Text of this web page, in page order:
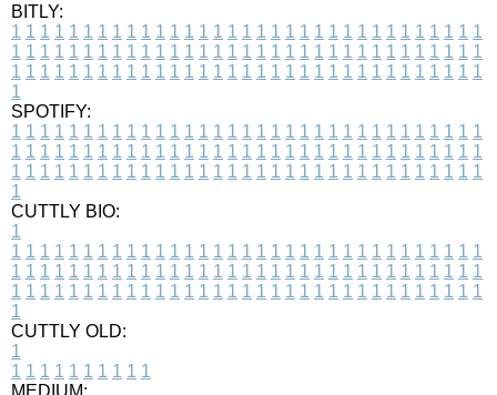
BITLY:
1 1 1 1 1 1 1 1 1 1 1 1 1 1 1 1 1 1 1 1 1 1 1 1 1 1 1 1 1 1 1 1 1
1 1 1 1 1 1 1 1 1 1 1 1 1 1 1 1 1 1 1 1 1 1 1 1 1 1 1 1 1 1 1 1 1
1 1 1 1 1 1 1 1 1 1 1 1 1 1 1 1 1 1 1 1 1 1 1 1 1 1 1 1 1 1 1 1 1
1
SPOTIFY:
1 1 1 1 1 1 1 1 1 1 1 1 1 1 1 1 1 1 1 1 1 1 1 1 1 1 1 1 1 1 1 1 1
1 1 1 1 1 1 1 1 1 1 1 1 1 1 1 1 1 1 1 1 1 1 1 1 1 1 1 1 1 1 1 1 1
1 1 1 1 1 1 1 1 1 1 1 1 1 1 1 1 1 1 1 1 1 1 1 1 1 1 1 1 1 1 1 1 1
1
CUTTLY BIO:
1
1 1 1 1 1 1 1 1 1 1 1 1 1 1 1 1 1 1 1 1 1 1 1 1 1 1 1 1 1 1 1 1 1
1 1 1 1 1 1 1 1 1 1 1 1 1 1 1 1 1 1 1 1 1 1 1 1 1 1 1 1 1 1 1 1 1
1 1 1 1 1 1 1 1 1 1 1 1 1 1 1 1 1 1 1 1 1 1 1 1 1 1 1 1 1 1 1 1 1
1
CUTTLY OLD:
1
1 1 1 1 1 1 1 1 1 1
MEDIUM: